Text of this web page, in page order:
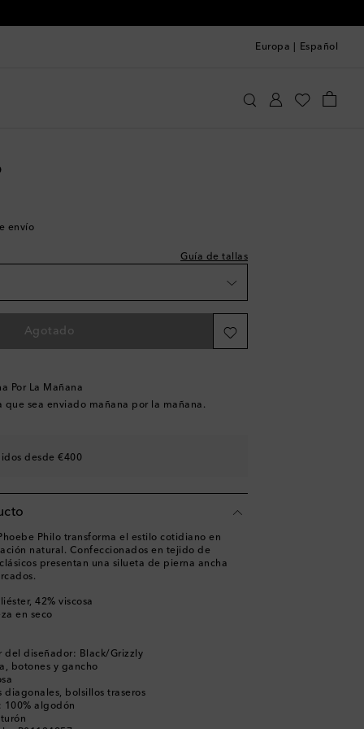
Europa Español
envío
Guía de tallas
wishlist
la wishlist
Agotado
Por La Mañana
que sea enviado mañana por la mañana.
desde €400
Philo transforma el estilo cotidiano en
natural. Confeccionados en tejido de
presentan una silueta de pierna ancha
42% viscosa
en seco
del diseñador: Black/Grizzly
botones y gancho
diagonales, bolsillos traseros
100% algodón